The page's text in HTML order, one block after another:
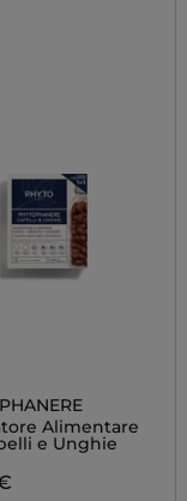
Alimentare
e Unghie